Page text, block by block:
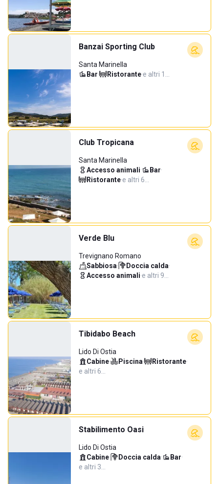
Banzai Sporting Club
Santa Marinella
Bar· Ristorante·e altri 1…
Club Tropicana
Santa Marinella
Accesso animali· Bar·
Ristorante·e altri 6…
Verde Blu
Trevignano Romano
Sabbiosa· Doccia calda·
Accesso animali·e altri 9…
Tibidabo Beach
Lido Di Ostia
Cabine· Piscina· Ristorante·
e altri 6…
Stabilimento Oasi
Lido Di Ostia
Cabine· Doccia calda· Bar·
e altri 3…